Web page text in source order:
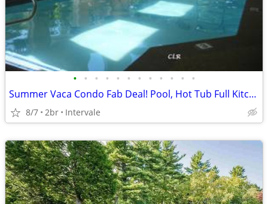
• • • • • • • • • • • •
Summer Vaca Condo Fab Deal! Pool, Hot Tub Full Kitch & W/D, N.Conway
8/7 2br Intervale